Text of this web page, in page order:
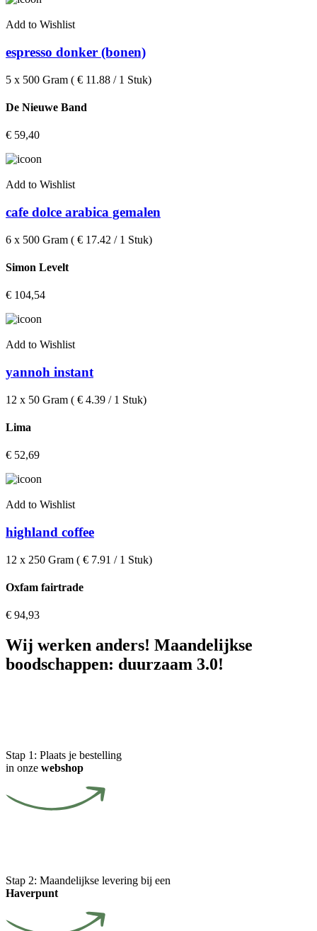
Add to Wishlist
espresso donker (bonen)
5 x 500 Gram ( € 11.88 / 1 Stuk)
De Nieuwe Band
€ 59,40
Add to Wishlist
cafe dolce arabica gemalen
6 x 500 Gram ( € 17.42 / 1 Stuk)
Simon Levelt
€ 104,54
Add to Wishlist
yannoh instant
12 x 50 Gram ( € 4.39 / 1 Stuk)
Lima
€ 52,69
Add to Wishlist
highland coffee
12 x 250 Gram ( € 7.91 / 1 Stuk)
Oxfam fairtrade
€ 94,93
Wij werken anders! Maandelijkse
boodschappen: duurzaam 3.0!
Stap 1: Plaats je bestelling
in onze webshop
Stap 2: Maandelijkse levering bij een
Haverpunt